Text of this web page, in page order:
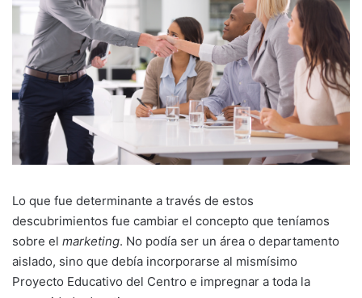
Lo que fue determinante a través de estos
descubrimientos fue cambiar el concepto que teníamos
sobre el marketing. No podía ser un área o departamento
aislado, sino que debía incorporarse al mismísimo
Proyecto Educativo del Centro e impregnar a toda la